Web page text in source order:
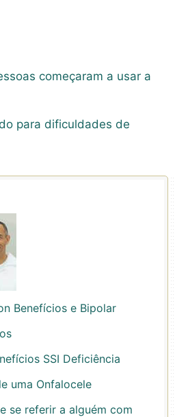
começaram a usar a
para dificuldades de
Benefícios e Bipolar
SSI Deficiência
uma Onfalocele
se referir a alguém com